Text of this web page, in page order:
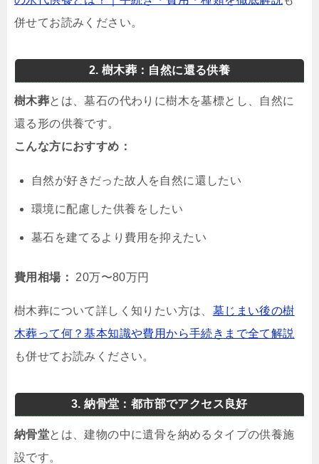
併せてお読みください。
2. 樹木葬：自然に還る供養
樹木葬とは、墓石の代わりに樹木を墓標とし、自然に
還る形の供養です。
こんな方におすすめ：
自然が好きだった故人を自然に還したい
環境に配慮した供養をしたい
墓石を建てるより費用を抑えたい
費用相場： 20万〜80万円
樹木葬について詳しく知りたい方は、 墓じまい後の樹
木葬って何？基本知識や費用から手続きまで全て解説
も併せてお読みください。
3. 納骨堂：都市部でアクセス良好
納骨堂とは、建物の中に遺骨を納めるタイプの供養施
設です。